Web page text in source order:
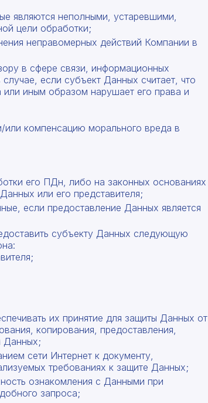
являются неполными, устаревшими,
цели обработки;
неправомерных действий Компании в
в сфере связи, информационных
если субъект Данных считает, что
иным образом нарушает его права и
или компенсацию морального вреда в
его ПДн, либо на законных основаниях
или его представителя;
если предоставление Данных является
субъекту Данных следующую
их принятие для защиты Данных от
копирования, предоставления,
Данных;
сети Интернет к документу,
требованиях к защите Данных;
ознакомления с Данными при
запроса;